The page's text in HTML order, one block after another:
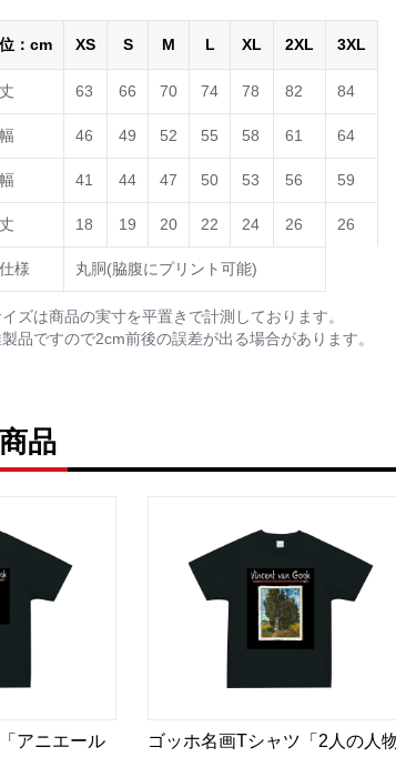
：cm XS S M L XL 2XL 3XL
63 66 70 74 78 82 84
46 49 52 55 58 61 64
41 44 47 50 53 56 59
18 19 20 22 24 26 26
様 丸胴(脇腹にプリント可能)
ズは商品の実寸を平置きで計測しております。
品ですので2cm前後の誤差が出る場合があります。
品
アニエール
ゴッホ名画Tシャツ「2人の人